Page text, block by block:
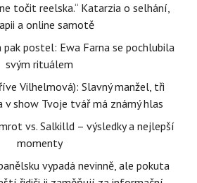
točit reelska.“ Katarzia o selhání,
a online samotě
pak postel: Ewa Farna se pochlubila
svým rituálem
Vilhelmová): Slavný manžel, tři
v show Tvoje tvář má známý hlas
vs. Salkilld – výsledky a nejlepší
momenty
vypadá nevinně, ale pokuta